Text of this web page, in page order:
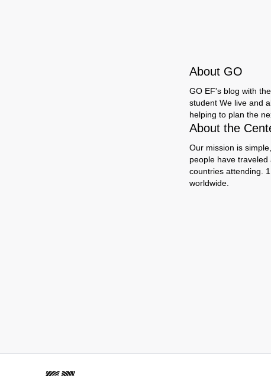
About GO
GO EF's blog with
student We live and
helping to plan the
About the
Our mission is
people have
countries attending.
worldwide.